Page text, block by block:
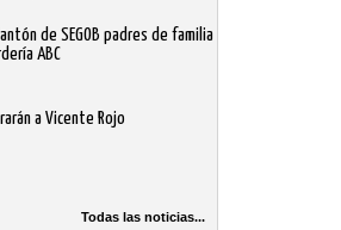
de SEGOB padres de familia
ABC
a Vicente Rojo
Todas las noticias...